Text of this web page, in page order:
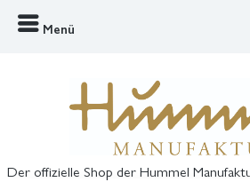
Menü
Der offizielle Shop der Hummel